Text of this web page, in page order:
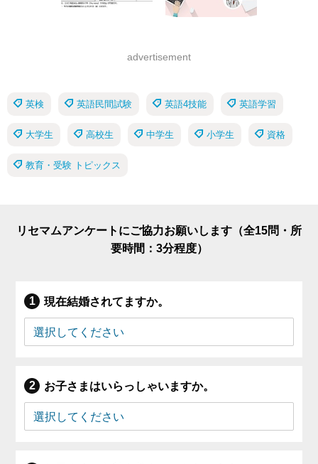
advertisement
英検 英語民間試験 英語4技能 英語学習
大学生 高校生 中学生 小学生 資格
教育・受験 トピックス
リセマムアンケートにご協力お願いします（全15問・所
要時間：3分程度）
現在結婚されてますか。
お子さまはいらっしゃいますか。